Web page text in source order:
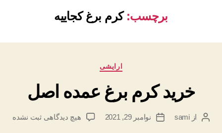
برچسب: کرم برغ کجاییه
دسته‌ها
ارایشی
خرید کرم برغ عمده اصل
نویسندهٔ
ازsami
تاریخنوامبر 29, 2021 هیچ دیدگاهیبرای
ثبت نشده